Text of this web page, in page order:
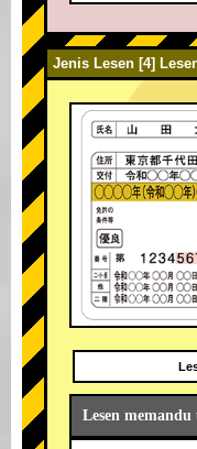
Jenis Lesen [4]
Lesen